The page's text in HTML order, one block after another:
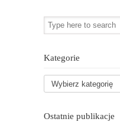
Kategorie
Ostatnie publikacje